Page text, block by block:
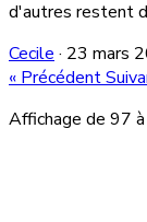
d'autres restent
Cecile · 23 mars
« Précédent
Affichage de 97 à